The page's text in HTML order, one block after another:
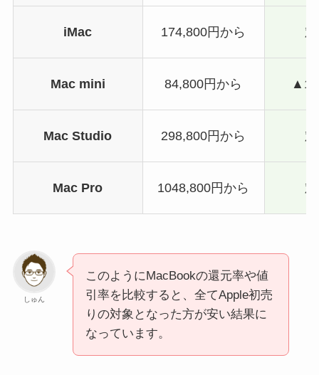
iMac 174,800円から
Mac mini 84,800円から
Mac Studio 298,800円から
Mac Pro 1048,800円から
しゅん
このようにMacBookの還元率や値
引率を比較すると、全てApple初売
りの対象となった方が安い結果に
なっています。